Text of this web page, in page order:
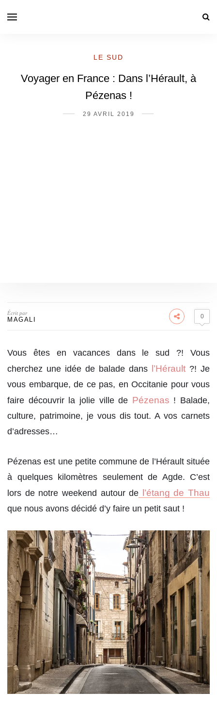
LE SUD
Voyager en France : Dans l’Hérault, à
Pézenas !
29 AVRIL 2019
Écrit par
MAGALI 0
Vous êtes en vacances dans le sud ?! Vous
cherchez une idée de balade dans
l’Hérault ?! Je
vous embarque, de ce pas, en Occitanie pour vous
faire découvrir la jolie ville de Pézenas ! Balade,
culture, patrimoine, je vous dis tout. A vos carnets
d’adresses…
Pézenas est une petite commune de l’Hérault située
à quelques kilomètres seulement de Agde. C’est
lors de notre weekend autour de l’étang de Thau
que nous avons décidé d’y faire un petit saut !